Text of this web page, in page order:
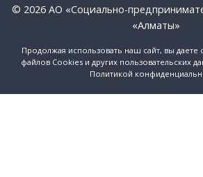
© 2026 АО «Социально-
«Алматы»
Продолжая использовать наш сайт, вы даете
файлов Cookies и других пользовательских
Политикой